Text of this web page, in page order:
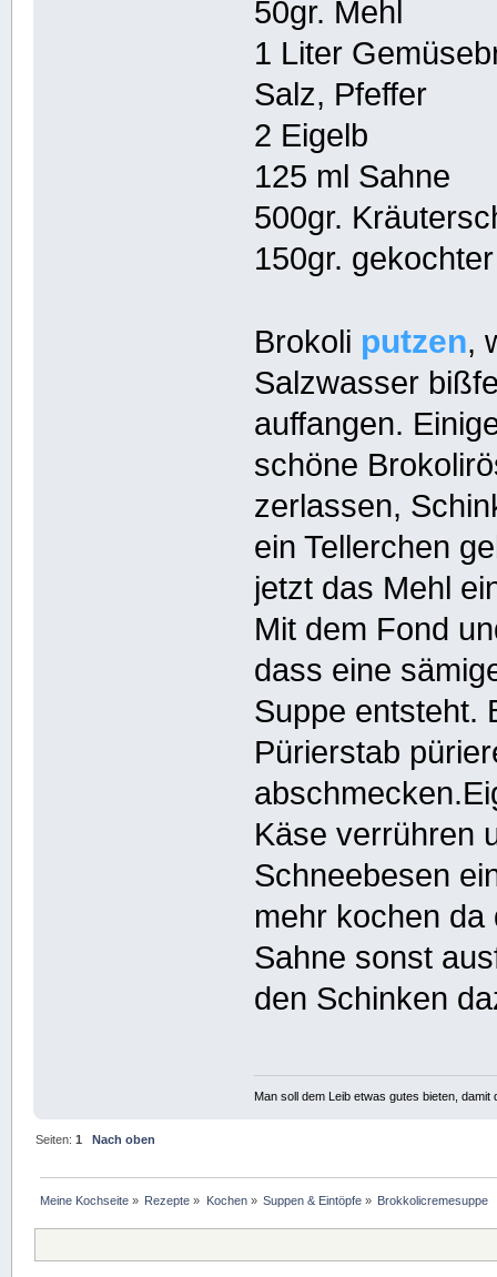
50gr. Mehl
1 Liter
Salz, Pfeffer
2 Eigelb
125 ml Sahne
500gr.
150gr.
Brokoli putzen,
Salzwasser
auffangen.
schöne
zerlassen,
ein Tellerchen
jetzt das Mehl
Mit dem Fond
dass eine
Suppe entsteht.
Pürierstab
Käse verrühren
Schneebesen
mehr kochen da
Sahne sonst
den Schinken
Man soll dem Leib etwas gutes bieten,
Seiten:1 Nach oben
Meine Kochseite » Rezepte » Kochen» Suppen & Eintöpfe » Brokkolicremesuppe